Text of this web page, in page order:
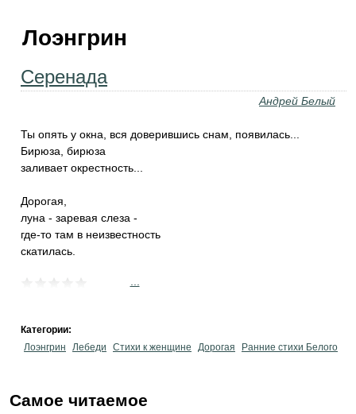
Лоэнгрин
Серенада
Андрей Белый
Ты опять у окна, вся доверившись снам, появилась...
Бирюза, бирюза
заливает окрестность...
Дорогая,
луна - заревая слеза -
где-то там в неизвестность
скатилась.
Категории:
Лоэнгрин
Лебеди Стихи к женщине Дорогая Ранние стихи Белого
Самое читаемое